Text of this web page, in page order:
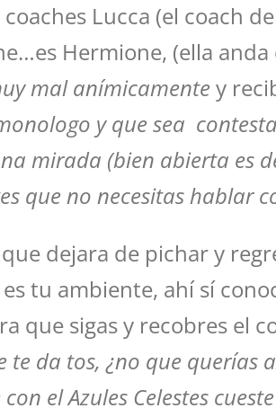
Lucca (el coach
Hermione, (ella
mal anímicamente y
y que sea
mirada (bien abierta es
que no necesitas hablar
dejara de pichar y
tu ambiente, ahí sí
que sigas y recobres el
da tos, ¿no que querías
el Azules Celestes